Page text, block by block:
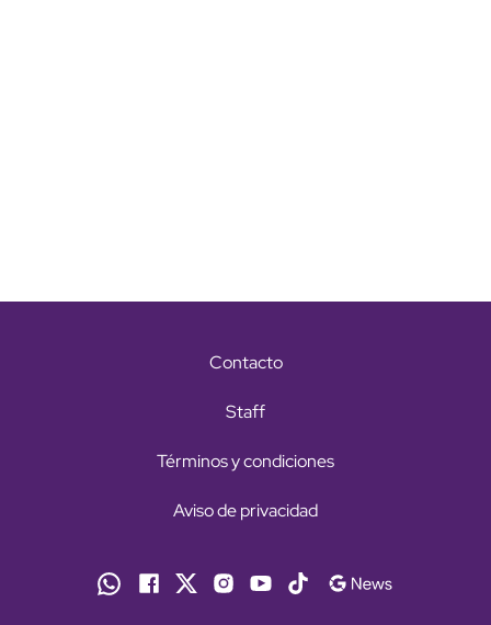
Contacto
Staff
Términos y condiciones
Aviso de privacidad